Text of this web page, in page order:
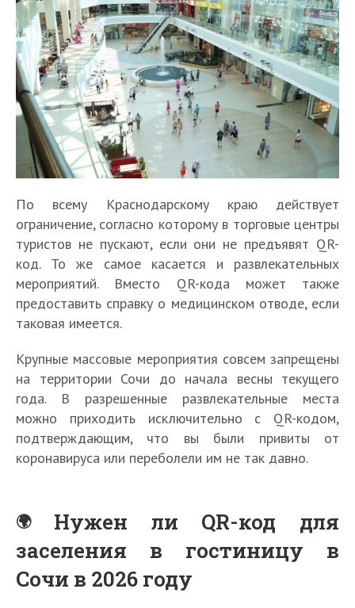
По всему Краснодарскому краю действует
ограничение, согласно которому в торговые центры
туристов не пускают, если они не предъявят QR-
код. То же самое касается и развлекательных
мероприятий. Вместо QR-кода может также
предоставить справку о медицинском отводе, если
таковая имеется.
Крупные массовые мероприятия совсем запрещены
на территории Сочи до начала весны текущего
года. В разрешенные развлекательные места
можно приходить исключительно с QR-кодом,
подтверждающим, что вы были привиты от
коронавируса или переболели им не так давно.
Нужен ли QR-код для
заселения в гостиницу в
Сочи в 2026 году